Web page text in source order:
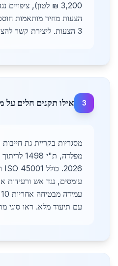
3,200 ₪ לטון),
הצעות מחיר מותאמות
3 הצעות. ליצירת קשר להצעת מחיר. (92 מילים)
3 אילו תקנים חלים על
מפלדה, ת"י
עם תיעוד מלא. ראו סוגי מתכות.